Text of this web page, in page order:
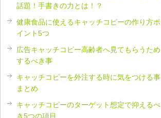
話題！手書きの力とは！？
健康食品に使えるキャッチコピーの作り方ポ
イント5つ
広告キャッチコピー高齢者へ見てもらうため
するべき事
キャッチコピーを外注する時に気をつける事
まとめ
キャッチコピーのターゲット想定で抑えるべ
き5つの項目